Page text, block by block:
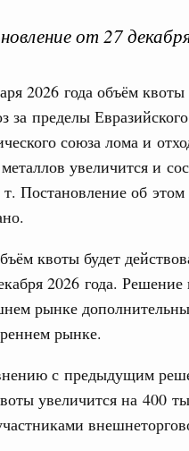
от 27
2026 года объём квоты
за пределы Евразийского
союза лома и
увеличится и
Постановление об этом
квоты будет
2026 года. Решение
рынке
рынке.
с предыдущим
увеличится на 400
со справками к
в раздел "Поиск по
6 августа, четверг
развитие. Инновации
поручения по
о
труда и
поручения по
посвящённой